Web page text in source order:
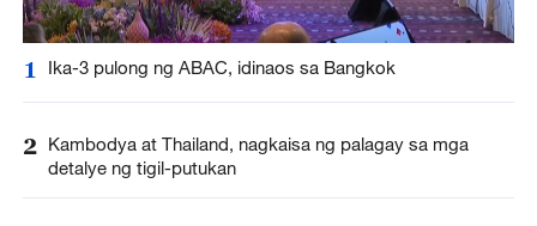
1 Ika-3 pulong ng ABAC, idinaos sa Bangkok
2 Kambodya at Thailand, nagkaisa ng palagay sa mga
detalye ng tigil-putukan